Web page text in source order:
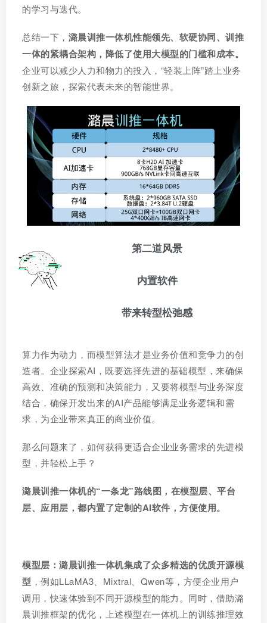
的学习与迭代。
总结一下， 潞晨训推一体机性能领先、软硬协同、训推
一体的紧耦合架构，降低了使用大模型的门槛和成本。
企业可以减少人力和物力的投入，“轻装上阵”踏上业务
创新之旅，探索代表未来的智能世界。
第二道风景
内置软件
带来转型松弛感
算力作为动力，而模型算法才是业务价值和竞争力的创
造者。企业探索AI，既要选择先进的基础模型，来确保
高效、准确的预测和决策能力，又要将模型与业务深度
结合，确保开发出来的AI产品能够满足业务逻辑和需
求，为企业带来真正的商业价值。
那么问题来了，如何获得更适合企业业务需求的先进模
型，并轻松上手？
潞晨训推一体机的“一条龙”路线图，在模型层、平台
层、应用层，都内置了定制的AI软件，方便使用。
模型层：潞晨训推一体机集成了众多精选的优质开源模
型 ，例如LLaMA3、Mixtral、Qwen等，方便企业用户
调用，快速体验到不同开源模型的能力。同时，借助潞
晨训推框架的优化，上述模型在一体机上的训练推理效